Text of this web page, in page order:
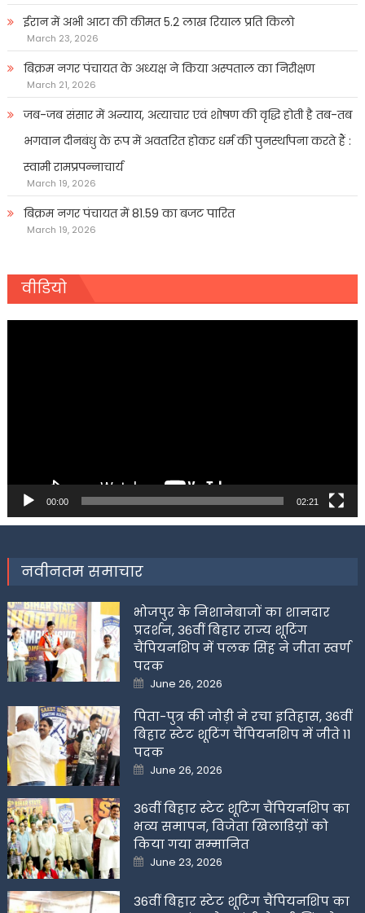
ईरान में अभी आटा की कीमत 5.2 लाख रियाल प्रति किलो
March 23, 2026
बिक्रम नगर पंचायत के अध्यक्ष ने किया अस्पताल का निरीक्षण
March 21, 2026
जब-जब संसार में अन्याय, अत्याचार एवं शोषण की वृद्धि होती है तब-तब
भगवान दीनबंधु के रूप में अवतरित होकर धर्म की पुनर्स्थापना करते हैं :
स्वामी रामप्रपन्नाचार्य
March 19, 2026
बिक्रम नगर पंचायत में 81.59 का बजट पारित
March 19, 2026
वीडियो
00:00 02:21
नवीनतम समाचार
भोजपुर के निशानेबाजों का शानदार
प्रदर्शन, 36वीं बिहार राज्य शूटिंग
चैंपियनशिप में पलक सिंह ने जीता स्वर्ण
पदक
Posted
on
June 26, 2026
पिता-पुत्र की जोड़ी ने रचा इतिहास, 36वीं
बिहार स्टेट शूटिंग चैंपियनशिप में जीते 11
पदक
Posted
on
June 26, 2026
36वीं बिहार स्टेट शूटिंग चैंपियनशिप का
भव्य समापन, विजेता खिलाडिय़ों को
किया गया सम्मानित
Posted
on
June 23, 2026
36वीं बिहार स्टेट शूटिंग चैंपियनशिप का